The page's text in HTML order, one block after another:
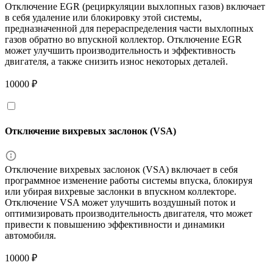
Отключение EGR (рециркуляции выхлопных газов) включает
в себя удаление или блокировку этой системы,
предназначенной для перераспределения части выхлопных
газов обратно во впускной коллектор. Отключение EGR
может улучшить производительность и эффективность
двигателя, а также снизить износ некоторых деталей.
10000 ₽
Отключение вихревых заслонок (VSA)
Отключение вихревых заслонок (VSA) включает в себя
программное изменение работы системы впуска, блокируя
или убирая вихревые заслонки в впускном коллекторе.
Отключение VSA может улучшить воздушный поток и
оптимизировать производительность двигателя, что может
привести к повышению эффективности и динамики
автомобиля.
10000 ₽